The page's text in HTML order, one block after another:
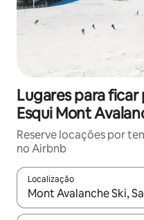
Lugares para
Esqui Mont
Reserve locações por
no Airbnb
Localização
Quando os resultados